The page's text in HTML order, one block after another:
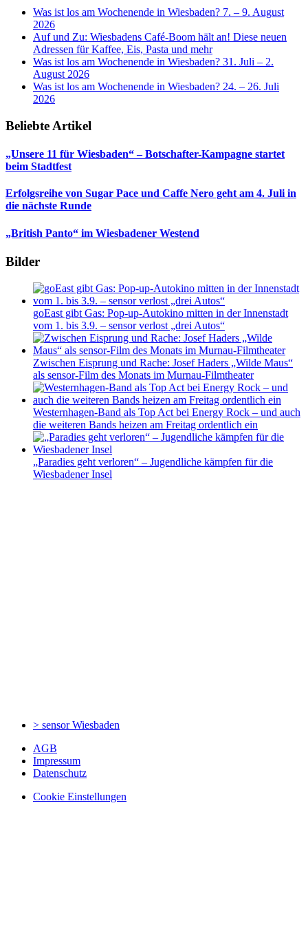
Was ist los am Wochenende in Wiesbaden? 7. – 9. August
2026
Auf und Zu: Wiesbadens Café-Boom hält an! Diese neuen
Adressen für Kaffee, Eis, Pasta und mehr
Was ist los am Wochenende in Wiesbaden? 31. Juli – 2.
August 2026
Was ist los am Wochenende in Wiesbaden? 24. – 26. Juli
2026
Beliebte Artikel
„Unsere 11 für Wiesbaden“ – Botschafter-Kampagne startet
beim Stadtfest
Erfolgsreihe von Sugar Pace und Caffe Nero geht am 4. Juli in
die nächste Runde
„British Panto“ im Wiesbadener Westend
Bilder
goEast gibt Gas: Pop-up-Autokino mitten in der Innenstadt
vom 1. bis 3.9. – sensor verlost „drei Autos“
Zwischen Eisprung und Rache: Josef Haders „Wilde Maus“
als sensor-Film des Monats im Murnau-Filmtheater
Westernhagen-Band als Top Act bei Energy Rock – und auch
die weiteren Bands heizen am Freitag ordentlich ein
„Paradies geht verloren“ – Jugendliche kämpfen für die
Wiesbadener Insel
> sensorWiesbaden
AGB
Impressum
Datenschutz
Cookie Einstellungen